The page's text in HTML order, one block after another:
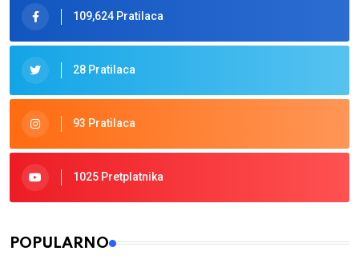
109,624 Pratilaca
28 Pratilaca
93 Pratilaca
1025 Pretplatnika
POPULARNO